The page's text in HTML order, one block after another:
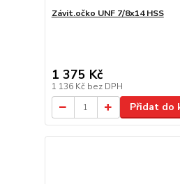
Závit.očko UNF 7/8x14 HSS
1 375 Kč
1 136 Kč bez DPH
Přidat do